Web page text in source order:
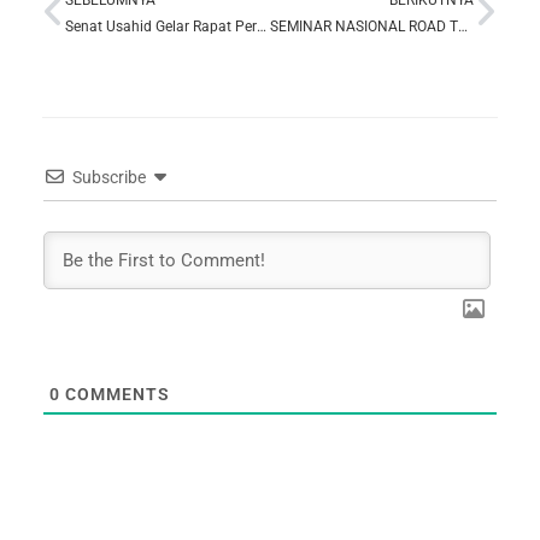
Prev
Senat Usahid Gelar Rapat Perdana Awal Tahun 2025
SEMINAR NASIONAL ROAD TO HPN 2025: PERAN MEDIA DALAM PENCEGAHAN PINJOL ILEGAL DAN JUDI ONLINE
Subscribe
0 COMMENTS